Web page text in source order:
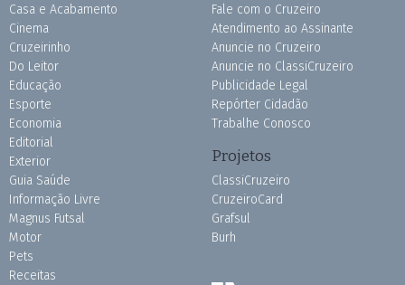
Casa e Acabamento
Cinema
Cruzeirinho
Do Leitor
Educação
Esporte
Economia
Editorial
Exterior
Guia Saúde
Informação Livre
Magnus Futsal
Motor
Pets
Receitas
Fale com o Cruzeiro
Atendimento ao Assinante
Anuncie no Cruzeiro
Anuncie no ClassiCruzeiro
Publicidade Legal
Repórter Cidadão
Trabalhe Conosco
Projetos
ClassiCruzeiro
CruzeiroCard
Grafsul
Burh